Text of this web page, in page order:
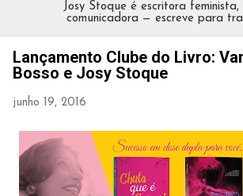
Josy Stoque é escritora
comunicadora — escreve para
Lançamento Clube do Livro:
Bosso e Josy Stoque
junho 19, 2016